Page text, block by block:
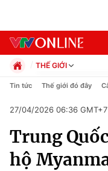
Chuyên mục
Chính trị
THẾ GIỚI
Chính trị
Pháp luật
Kinh tế
Thể thao
Truyền hình
Tin tức Thế giới đó đây
27/04/2026 06:36 GMT+7
Trung
hộ